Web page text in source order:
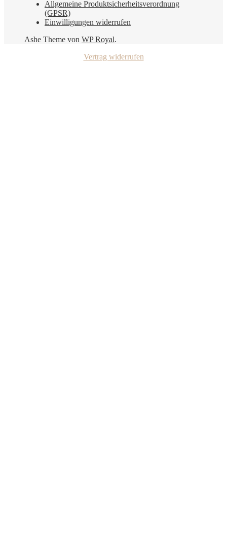
Allgemeine Produktsicherheitsverordnung
(GPSR)
Einwilligungen widerrufen
Ashe Theme von WP Royal.
Vertrag widerrufen